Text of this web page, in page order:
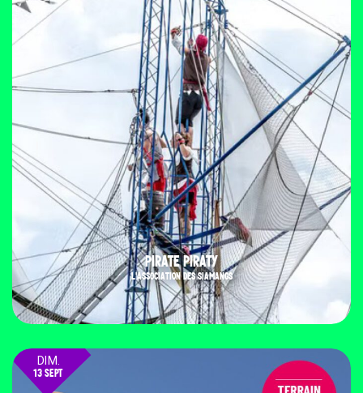
PIRATE PIRATY
L'ASSOCIATION DES SIAMANGS
DIM.
13 SEPT